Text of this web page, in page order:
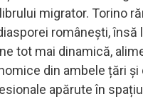
migrator. Torino
românești, însă
tot mai dinamică,
din ambele țări și
apărute în